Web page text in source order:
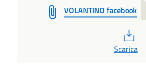
VOLANTINO facebook
Scarica